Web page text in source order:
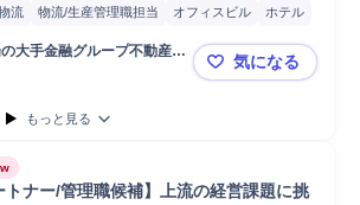
流 物流/生産管理職担当 オフィスビル
ホテル
案件担当 物流施設 用地
の大手金融グループ不動産会
◢◤大手金
気になる
もっと見る
トナー/管理職候補】上流の経営課題に挑